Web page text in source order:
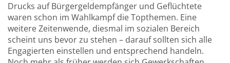
Drucks auf Bürgergeldempfänger und Geflüchtete
waren schon im Wahlkampf die Topthemen. Eine
weitere Zeitenwende, diesmal im sozialen Bereich
scheint uns bevor zu stehen – darauf sollten sich alle
Engagierten einstellen und entsprechend handeln.